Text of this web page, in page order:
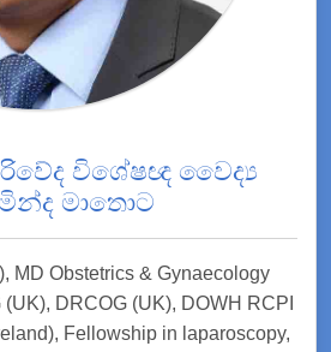
විශේෂඥ වෛද්‍ය
මාතොට
MD Obstetrics & Gynaecology
DRCOG (UK), DOWH RCPI
Fellowship in laparoscopy,